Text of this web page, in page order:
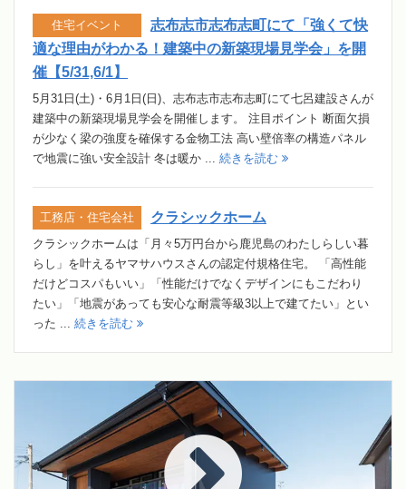
志布志市志布志町にて「強くて快
適な理由がわかる！建築中の新築現場見学会」を開
催【5/31,6/1】
5月31日(土)・6月1日(日)、志布志市志布志町にて七呂建設さんが
建築中の新築現場見学会を開催します。 注目ポイント 断面欠損
が少なく梁の強度を確保する金物工法 高い壁倍率の構造パネル
で地震に強い安全設計 冬は暖か ... 続きを読む
住宅イベント
クラシックホーム
クラシックホームは「月々5万円台から鹿児島のわたしらしい暮
らし」を叶えるヤマサハウスさんの認定付規格住宅。 「高性能
だけどコスパもいい」「性能だけでなくデザインにもこだわり
たい」「地震があっても安心な耐震等級3以上で建てたい」とい
った ... 続きを読む
工務店・住宅会社